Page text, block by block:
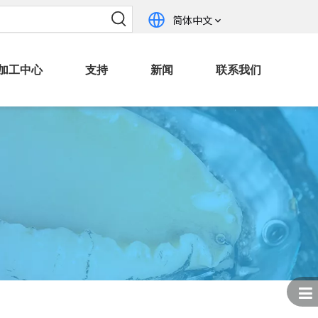
简体中文
工中心 支持 新闻 联系我们